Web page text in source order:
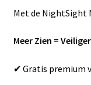
Met de NightSight
Meer Zien =
✔ Gratis premium